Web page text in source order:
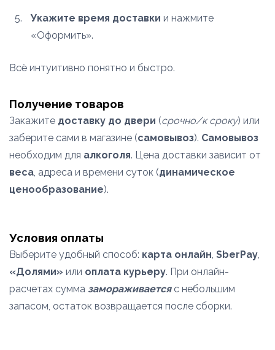
Укажите время доставки и нажмите
«Оформить».
Всё интуитивно понятно и быстро.
Получение товаров
Закажите доставку до двери (срочно/к сроку) или
заберите сами в магазине (самовывоз). Самовывоз
необходим для алкоголя. Цена доставки зависит от
веса, адреса и времени суток (динамическое
ценообразование).
Условия оплаты
Выберите удобный способ: карта онлайн, SberPay,
«Долями» или оплата курьеру. При онлайн-
расчетах сумма замораживаетсяс небольшим
запасом, остаток возвращается после сборки.